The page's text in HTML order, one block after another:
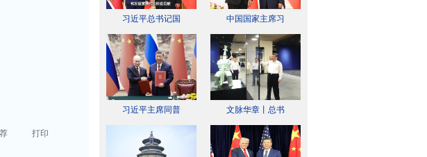
打印
习近平总书记国 中国国家主席习
习近平主席同普 文脉华章丨总书